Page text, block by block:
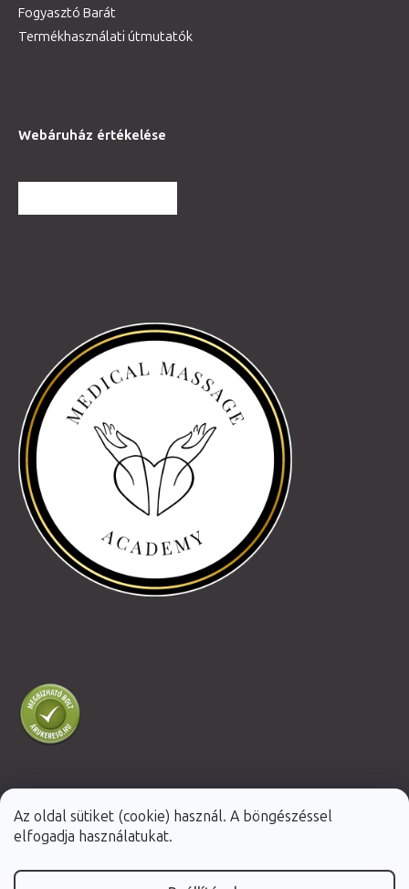
Az oldal sütiket (cookie) használ. A böngészéssel
elfogadja használatukat.
Fogyasztó Barát
Termékhasználati útmutatók
Webáruház értékelése
Shoptet Premium készítette